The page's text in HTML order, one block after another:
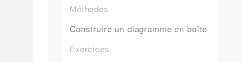
Méthodes
Construire un diagramme en boîte
Exercices